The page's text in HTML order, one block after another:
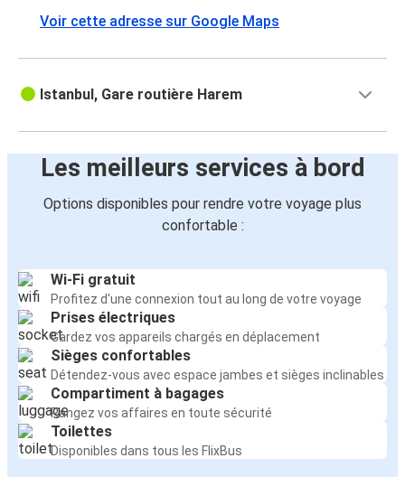
Voir cette adresse sur Google Maps
Istanbul, Gare routière Harem
Les meilleurs services à bord
Options disponibles pour rendre votre voyage plus
confortable :
Wi-Fi gratuit
Profitez d'une connexion tout au long de votre voyage
Prises électriques
Gardez vos appareils chargés en déplacement
Sièges confortables
Détendez-vous avec espace jambes et sièges inclinables
Compartiment à bagages
Rangez vos affaires en toute sécurité
Toilettes
Disponibles dans tous les FlixBus